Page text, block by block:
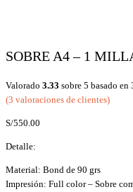
SOBRE A4 – 1
Valorado 3.33 sobre 5 basado en
(3 valoraciones de clientes)
S/550.00
Detalle:
Material: Bond de 90 grs
Impresión: Full color – Sobre